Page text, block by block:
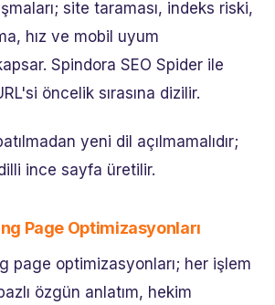
site taraması, indeks riski,
hız ve mobil uyum
Spindora SEO Spider ile
öncelik sırasına dizilir.
yeni dil açılmamalıdır;
ince sayfa üretilir.
Page Optimizasyonları
page optimizasyonları; her işlem
özgün anlatım, hekim